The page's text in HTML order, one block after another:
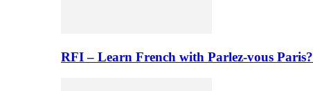
RFI – Learn French with Parlez-vous Paris?